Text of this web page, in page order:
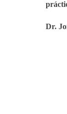
Dr.